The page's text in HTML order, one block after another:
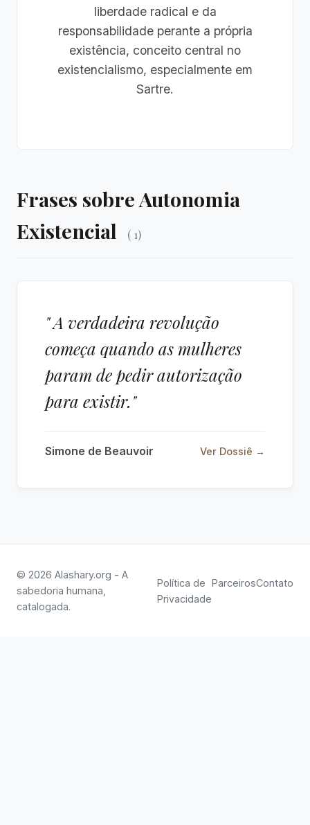
liberdade radical e da
responsabilidade perante a própria
existência, conceito central no
existencialismo, especialmente em
Sartre.
Frases sobre Autonomia
Existencial
( 1)
" A verdadeira revolução
começa quando as mulheres
param de pedir autorização
para existir."
Simone de Beauvoir Ver Dossiê →
© 2026 Alashary.org - A
sabedoria humana,
catalogada.
Política de
Privacidade
ParceirosContato